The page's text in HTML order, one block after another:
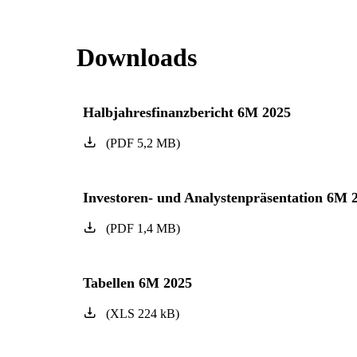
Downloads
Halbjahresfinanzbericht 6M 2025
(PDF5,2 MB)
Investoren- und Analystenpräsentation 6M
(PDF1,4 MB)
Tabellen 6M 2025
(XLS 224 kB)